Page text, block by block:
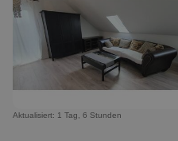
Aktualisiert: 1 Tag, 6 Stunden